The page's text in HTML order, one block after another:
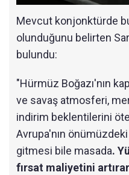
Mevcut konjonktürde
olunduğunu belirten
bulundu:
"Hürmüz Boğazı'nın
ve savaş atmosferi,
indirim beklentilerini
Avrupa'nın
gitmesi bile masada.
fırsat maliyetini